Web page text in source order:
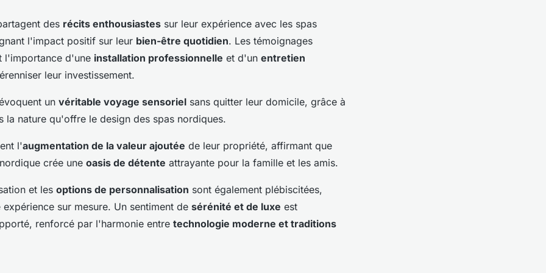
des récits enthousiastes sur leur expérience avec les spas
l'impact positif sur leur bien-être quotidien. Les témoignages
l'importance d'une installation professionnelle et d'un entretien
leur investissement.
un véritable voyage sensoriel sans quitter leur domicile, grâce à
la nature qu'offre le design des spas nordiques.
l'augmentation de la valeur ajoutée de leur propriété, affirmant que
crée une oasis de détente attrayante pour la famille et les amis.
et les options de personnalisation sont également plébiscitées,
expérience sur mesure. Un sentiment de sérénité et de luxe est
renforcé par l'harmonie entre technologie moderne et traditions